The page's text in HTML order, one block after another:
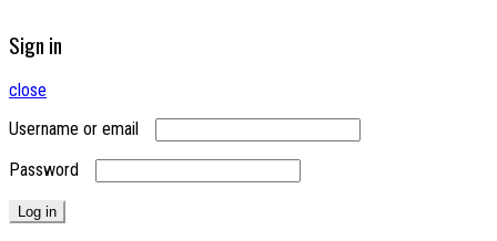
Sign in
close
Username or email
Password
Log in